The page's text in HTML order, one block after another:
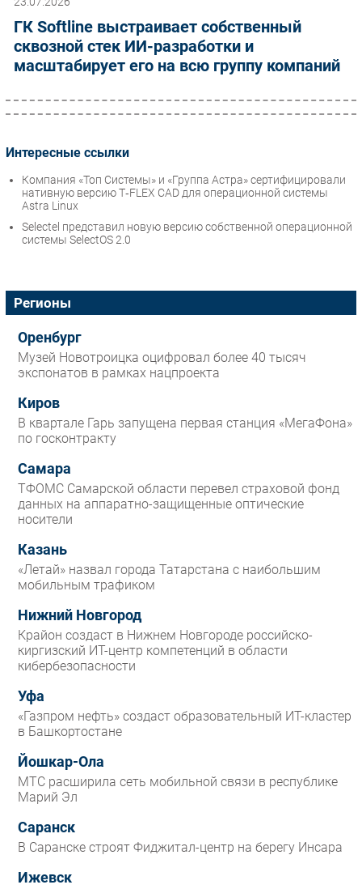
ГК Softline выстраивает собственный
сквозной стек ИИ-разработки и
масштабирует его на всю группу компаний
Интересные ссылки
Компания «Топ Системы» и «Группа Астра» сертифицировали
нативную версию T‑FLEX CAD для операционной системы
Astra Linux
Selectel представил новую версию собственной операционной
системы SelectOS 2.0
Регионы
Оренбург
Музей Новотроицка оцифровал более 40 тысяч
экспонатов в рамках нацпроекта
Киров
В квартале Гарь запущена первая станция «МегаФона»
по госконтракту
Самара
ТФОМС Самарской области перевел страховой фонд
данных на аппаратно-защищенные оптические
носители
Казань
«Летай» назвал города Татарстана с наибольшим
мобильным трафиком
Нижний Новгород
Крайон создаст в Нижнем Новгороде российско-
киргизский ИТ-центр компетенций в области
кибербезопасности
Уфа
«Газпром нефть» создаст образовательный ИТ-кластер
в Башкортостане
Йошкар-Ола
МТС расширила сеть мобильной связи в республике
Марий Эл
Саранск
В Саранске строят Фиджитал-центр на берегу Инсара
Ижевск